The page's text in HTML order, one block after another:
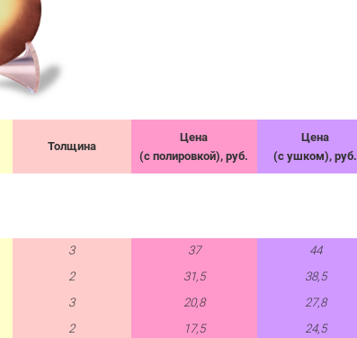
Толщина
Цена
(с полировкой), руб.
Цена
(с ушком), руб.
3 37 44
2 31,5 38,5
3 20,8 27,8
2 17,5 24,5